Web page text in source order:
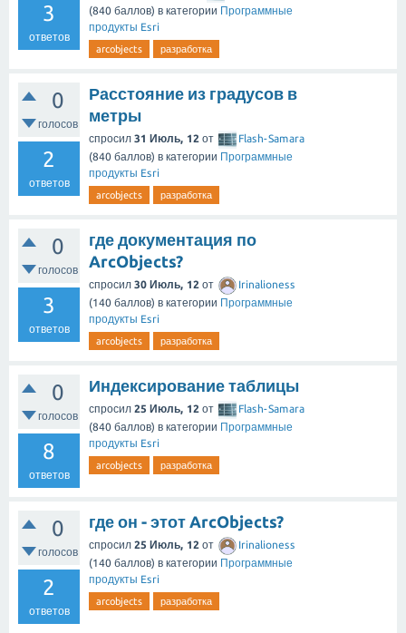
3
ответов
(840 баллов) в категории Программные
продукты Esri
arcobjects разработка
0
голосов
2
ответов
Расстояние из градусов в
метры
спросил 31 Июль, 12 от
Flash-Samara
(840 баллов) в категории Программные
продукты Esri
arcobjects разработка
0
голосов
3
ответов
где документация по
ArcObjects?
спросил 30 Июль, 12 от
Irinalioness
(140 баллов) в категории Программные
продукты Esri
arcobjects разработка
0
голосов
8
ответов
Индексирование таблицы
спросил 25 Июль, 12 от
Flash-Samara
(840 баллов) в категории Программные
продукты Esri
arcobjects разработка
0
голосов
2
ответов
где он - этот ArcObjects?
спросил 25 Июль, 12 от
Irinalioness
(140 баллов) в категории Программные
продукты Esri
arcobjects разработка